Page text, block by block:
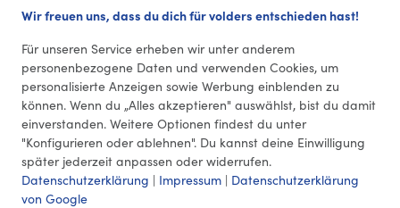
631 Bewertungen (4,31 Durchschnitt)
Wir freuen uns, dass du dich für volders entschieden hast!
Für unseren Service erheben wir unter anderem
personenbezogene Daten und verwenden Cookies, um
personalisierte Anzeigen sowie Werbung einblenden zu
können. Wenn du „Alles akzeptieren" auswählst, bist du damit
einverstanden. Weitere Optionen findest du unter
"Konfigurieren oder ablehnen". Du kannst deine Einwilligung
später jederzeit anpassen oder widerrufen.
Datenschutzerklärung | Impressum | Datenschutzerklärung
von Google